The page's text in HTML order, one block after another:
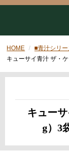
HOME ■青汁シリ
キューサイ青汁 ザ・
キュー
g）3